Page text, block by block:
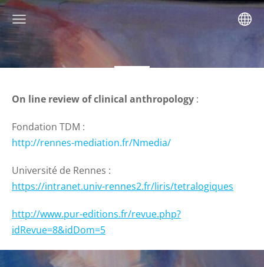
On line review of clinical anthropology :
Fondation TDM :
http://rennes-mediation.fr/Nmedia/
Université de Rennes :
https://intranet.univ-rennes2.fr/liris/tetralogiques
http://www.pur-editions.fr/revue.php?
idRevue=8&idDom=5